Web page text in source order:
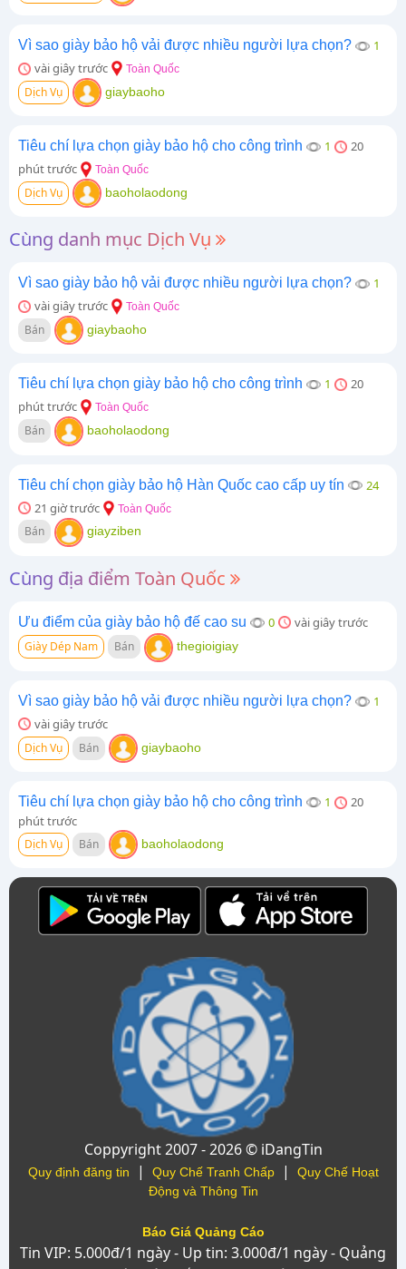
Vì sao giày bảo hộ vải được nhiều người lựa chọn?
1
vài giây trước
Toàn Quốc
Dịch Vụ giaybaoho
Tiêu chí lựa chọn giày bảo hộ cho công trình 1
20
phút trước
Toàn Quốc
Dịch Vụ baoholaodong
Cùng danh mục Dịch Vụ
Vì sao giày bảo hộ vải được nhiều người lựa chọn?
1
vài giây trước
Toàn Quốc
Bán giaybaoho
Tiêu chí lựa chọn giày bảo hộ cho công trình 1
20
phút trước
Toàn Quốc
Bán baoholaodong
Tiêu chí chọn giày bảo hộ Hàn Quốc cao cấp uy tín
24
21 giờ trước
Toàn Quốc
Bán giayziben
Cùng địa điểm Toàn Quốc
Ưu điểm của giày bảo hộ đế cao su 0 vài giây trước
Giày Dép Nam Bán thegioigiay
Vì sao giày bảo hộ vải được nhiều người lựa chọn?
1
vài giây trước
Dịch Vụ Bán giaybaoho
Tiêu chí lựa chọn giày bảo hộ cho công trình 1
20
phút trước
Dịch Vụ Bán baoholaodong
Coppyright 2007 - 2026 © iDangTin
Quy định đăng tin | Quy Chế Tranh Chấp|
Quy Chế Hoạt
Động và Thông Tin
Báo Giá Quảng Cáo
Tin VIP: 5.000đ/1 ngày - Up tin: 3.000đ/1 ngày - Quảng